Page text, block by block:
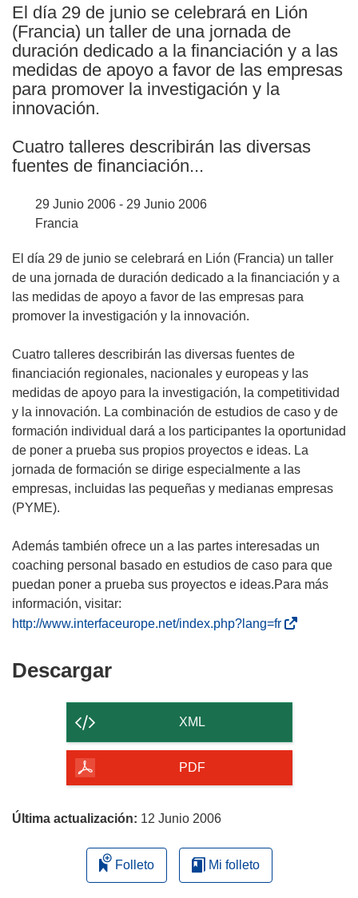
El día 29 de junio se celebrará en Lión
(Francia) un taller de una jornada de
duración dedicado a la financiación y a las
medidas de apoyo a favor de las empresas
para promover la investigación y la
innovación.
Cuatro talleres describirán las diversas
fuentes de financiación...
29 Junio 2006 - 29 Junio 2006
Francia
El día 29 de junio se celebrará en Lión (Francia) un taller
de una jornada de duración dedicado a la financiación y a
las medidas de apoyo a favor de las empresas para
promover la investigación y la innovación.
Cuatro talleres describirán las diversas fuentes de
financiación regionales, nacionales y europeas y las
medidas de apoyo para la investigación, la competitividad
y la innovación. La combinación de estudios de caso y de
formación individual dará a los participantes la oportunidad
de poner a prueba sus propios proyectos e ideas. La
jornada de formación se dirige especialmente a las
empresas, incluidas las pequeñas y medianas empresas
(PYME).
Además también ofrece un a las partes interesadas un
coaching personal basado en estudios de caso para que
puedan poner a prueba sus proyectos e ideas.Para más
información, visitar:
http://www.interfaceurope.net/index.php?lang=fr(
DescargarDescargar
contenido
de
página
XML
PDF
Última actualización: 12 Junio 2006
Folleto Mi folleto